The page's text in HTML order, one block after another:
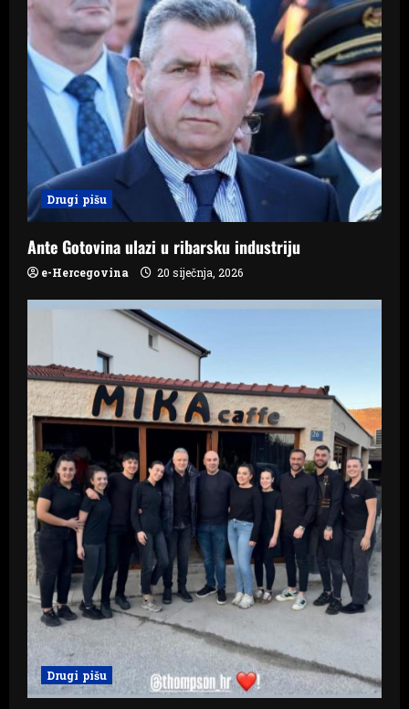
i
g
t
i
o
n
Drugi pišu
Ante Gotovina ulazi u ribarsku industriju
e-Hercegovina 20 siječnja, 2026
Drugi pišu